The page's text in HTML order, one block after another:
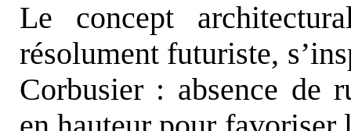
Le concept
résolument futuriste,
Corbusier : absence de